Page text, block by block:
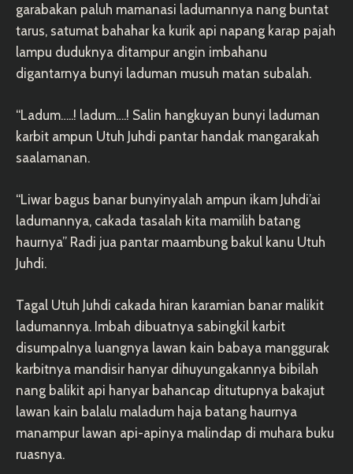
garabakan paluh mamanasi ladumannya nang buntat
tarus, satumat bahahar ka kurik api napang karap pajah
lampu duduknya ditampur angin imbahanu
digantarnya bunyi laduman musuh matan subalah.
“Ladum…..! ladum….! Salin hangkuyan bunyi laduman
karbit ampun Utuh Juhdi pantar handak mangarakah
saalamanan.
“Liwar bagus banar bunyinyalah ampun ikam Juhdi’ai
ladumannya, cakada tasalah kita mamilih batang
haurnya” Radi jua pantar maambung bakul kanu Utuh
Juhdi.
Tagal Utuh Juhdi cakada hiran karamian banar malikit
ladumannya. Imbah dibuatnya sabingkil karbit
disumpalnya luangnya lawan kain babaya manggurak
karbitnya mandisir hanyar dihuyungakannya bibilah
nang balikit api hanyar bahancap ditutupnya bakajut
lawan kain balalu maladum haja batang haurnya
manampur lawan api-apinya malindap di muhara buku
ruasnya.